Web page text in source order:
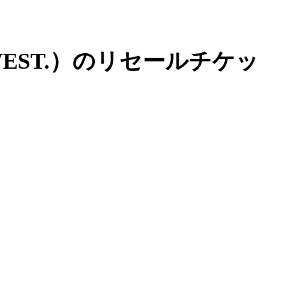
）のリセールチケッ